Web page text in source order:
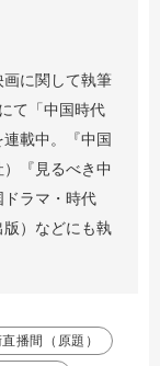
に関して執筆
て「中国時代
載中。『中国
『見るべき中
ドラマ・時代
）などにも執
播間（原題）